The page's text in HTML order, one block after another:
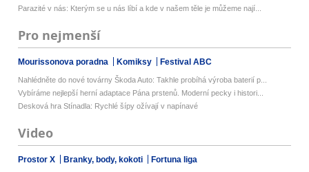
Parazité v nás: Kterým se u nás líbí a kde v našem těle je můžeme nají...
Pro nejmenší
Mourissonova poradna Komiksy Festival ABC
Nahlédněte do nové továrny Škoda Auto: Takhle probíhá výroba baterií p...
Vybíráme nejlepší herní adaptace Pána prstenů. Moderní pecky i histori...
Desková hra Stínadla: Rychlé šípy ožívají v napínavé
Video
Prostor X Branky, body, kokoti Fortuna liga